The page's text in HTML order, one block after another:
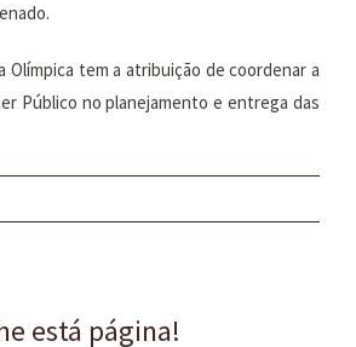
Olímpica tem a atribuição de coordenar a
Público no planejamento e entrega das
está página!